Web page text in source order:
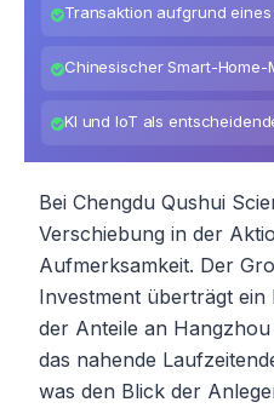
Transaktion aufgrund
Chinesischer Smart-
KI und IoT als
Bei Chengdu Qushui
Verschiebung in der
Aufmerksamkeit. Der
Investment überträgt
der Anteile an
das nahende
was den Blick der